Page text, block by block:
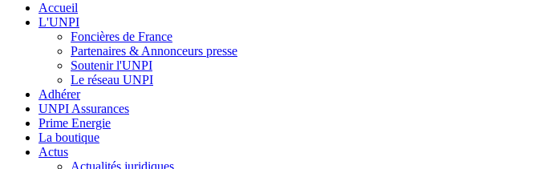
Accueil
L'UNPI
Foncières de France
Partenaires & Annonceurs presse
Soutenir l'UNPI
Le réseau UNPI
Adhérer
UNPI Assurances
Prime Energie
La boutique
Actus